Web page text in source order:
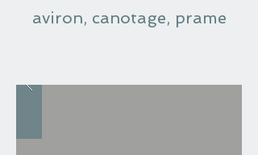
aviron, canotage, prame